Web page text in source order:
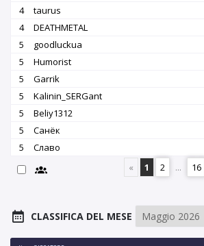
4
taurus
4
DEATHMETAL
5
goodluckua
5
Humorist
5
Garrik
5
Kalinin_SERGant
5
Beliy1312
5
Санёк
5
Славо
«
1 2 ... 16
CLASSIFICA DEL MESE